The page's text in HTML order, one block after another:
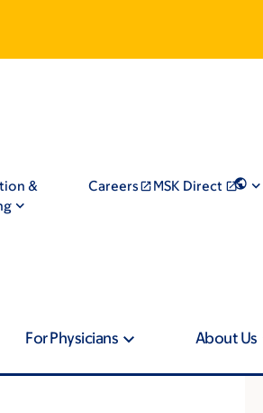
&
Careers MSK Direct
For Physicians About Us